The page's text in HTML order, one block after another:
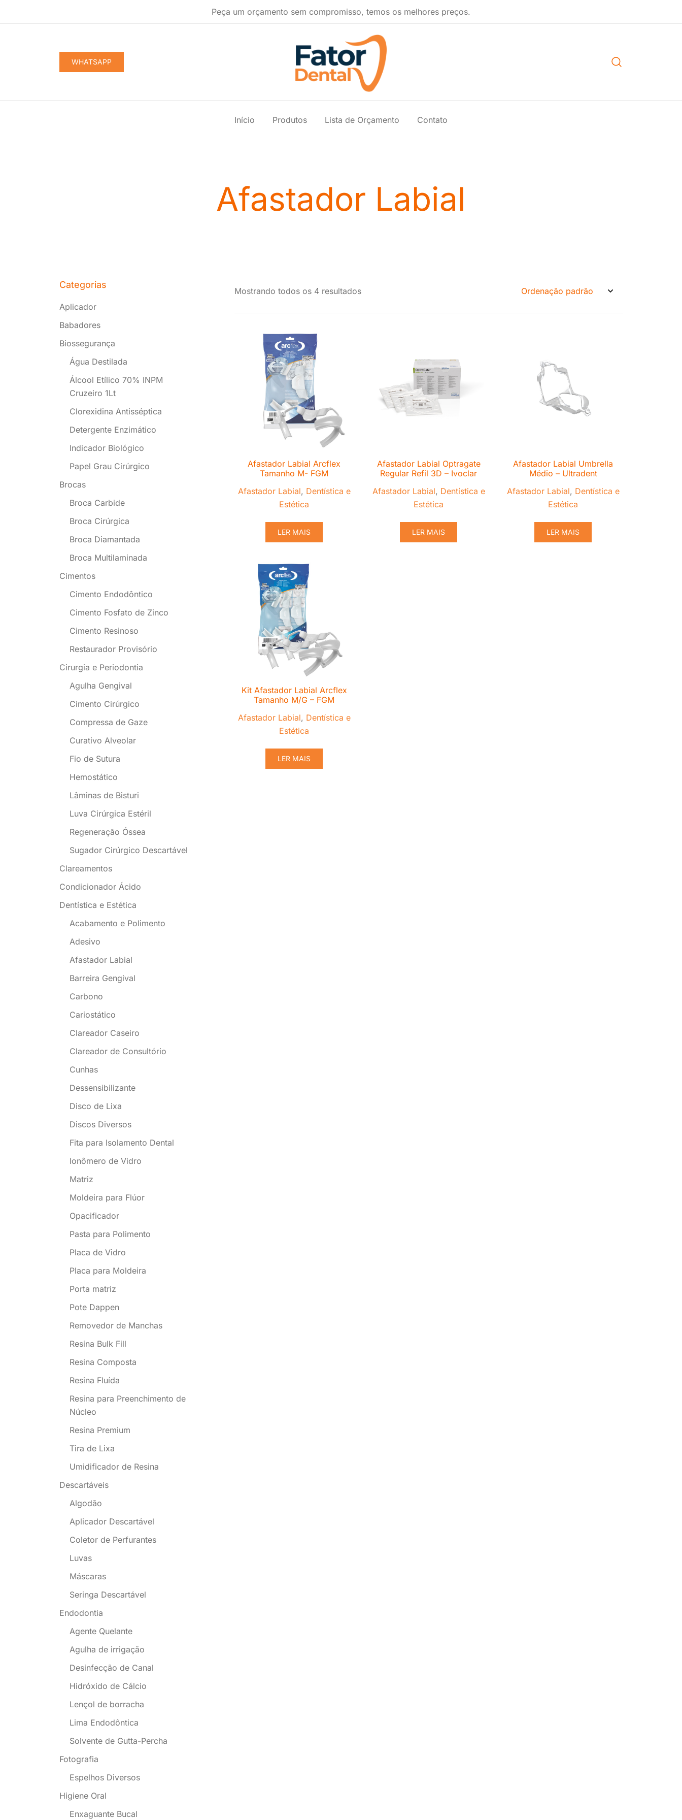
Peça um orçamento sem compromisso, temos os melhores preços.
WHATSAPP
Início
Produtos Lista de Orçamento Contato
Afastador Labial
Mostrando todos os 4 resultados
Afastador Labial Arcflex
Tamanho M- FGM
Afastador Labial, Dentística e
Estética
LER MAIS
Afastador Labial Optragate
Regular Refil 3D – Ivoclar
Afastador Labial, Dentística e
Estética
LER MAIS
Afastador Labial Umbrella
Médio – Ultradent
Afastador Labial, Dentística e
Estética
LER MAIS
Kit Afastador Labial Arcflex
Tamanho M/G – FGM
Afastador Labial, Dentística e
Estética
LER MAIS
Categorias
Aplicador
Babadores
Biossegurança
Água Destilada
Álcool Etílico 70% INPM
Cruzeiro 1Lt
Clorexidina Antisséptica
Detergente Enzimático
Indicador Biológico
Papel Grau Cirúrgico
Brocas
Broca Carbide
Broca Cirúrgica
Broca Diamantada
Broca Multilaminada
Cimentos
Cimento Endodôntico
Cimento Fosfato de Zinco
Cimento Resinoso
Restaurador Provisório
Cirurgia e Periodontia
Agulha Gengival
Cimento Cirúrgico
Compressa de Gaze
Curativo Alveolar
Fio de Sutura
Hemostático
Lâminas de Bisturi
Luva Cirúrgica Estéril
Regeneração Óssea
Sugador Cirúrgico Descartável
Clareamentos
Condicionador Ácido
Dentística e Estética
Acabamento e Polimento
Adesivo
Afastador Labial
Barreira Gengival
Carbono
Cariostático
Clareador Caseiro
Clareador de Consultório
Cunhas
Dessensibilizante
Disco de Lixa
Discos Diversos
Fita para Isolamento Dental
Ionômero de Vidro
Matriz
Moldeira para Flúor
Opacificador
Pasta para Polimento
Placa de Vidro
Placa para Moldeira
Porta matriz
Pote Dappen
Removedor de Manchas
Resina Bulk Fill
Resina Composta
Resina Fluída
Resina para Preenchimento de
Núcleo
Resina Premium
Tira de Lixa
Umidificador de Resina
Descartáveis
Algodão
Aplicador Descartável
Coletor de Perfurantes
Luvas
Máscaras
Seringa Descartável
Endodontia
Agente Quelante
Agulha de irrigação
Desinfecção de Canal
Hidróxido de Cálcio
Lençol de borracha
Lima Endodôntica
Solvente de Gutta-Percha
Fotografia
Espelhos Diversos
Higiene Oral
Enxaguante Bucal